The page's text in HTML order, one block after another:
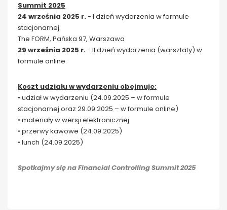
Summit 2025
24 września 2025 r.- I dzień wydarzenia w formule
stacjonarnej:
The FORM, Pańska 97, Warszawa
29 września 2025 r.- II dzień wydarzenia (warsztaty) w
formule online.
Koszt udziału w wydarzeniu obejmuje:
• udział w wydarzeniu (24.09.2025 – w formule
stacjonarnej oraz 29.09.2025 – w formule online)
• materiały w wersji elektronicznej
• przerwy kawowe (24.09.2025)
• lunch (24.09.2025)
Spotkajmy się na Financial Controlling Summit 2025